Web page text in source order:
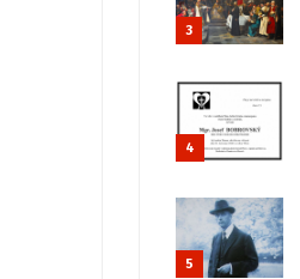
3
4
5